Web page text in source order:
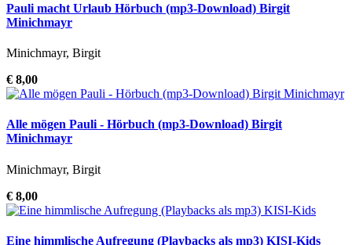
Pauli macht Urlaub Hörbuch (mp3-Download) Birgit
Minichmayr
Minichmayr, Birgit
€ 8,00
Alle mögen Pauli - Hörbuch (mp3-Download) Birgit
Minichmayr
Minichmayr, Birgit
€ 8,00
Eine himmlische Aufregung (Playbacks als mp3) KISI-Kids